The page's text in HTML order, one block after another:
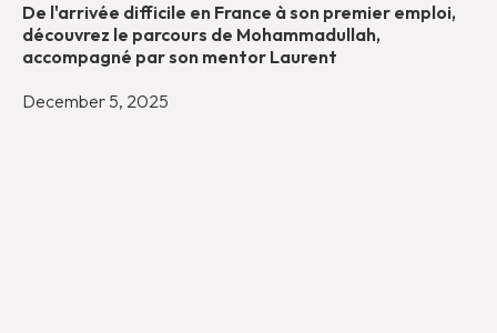
De l'arrivée difficile en France à son premier emploi,
découvrez le parcours de Mohammadullah,
accompagné par son mentor Laurent
December 5, 2025